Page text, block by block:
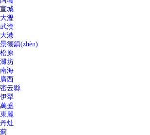
宣城
大瀝
武漢
大港
景德鎮(zhèn)
松原
濰坊
南海
廣西
密云縣
伊犁
萬盛
東麗
丹灶
薊